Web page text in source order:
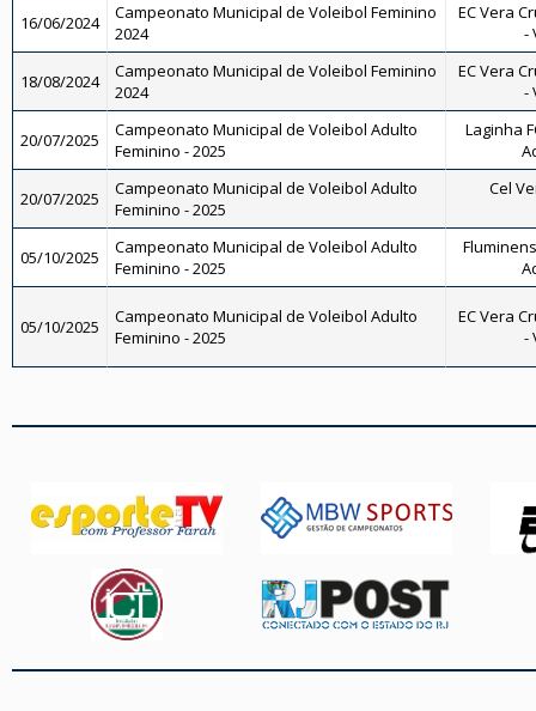
16/06/2024
Campeonato Municipal de Voleibol Feminino
2024
EC Vera
-
18/08/2024
Campeonato Municipal de Voleibol Feminino
2024
EC Vera
-
20/07/2025
Campeonato Municipal de Voleibol Adulto
Feminino - 2025
Laginha
20/07/2025
Campeonato Municipal de Voleibol Adulto
Feminino - 2025
Cel
05/10/2025
Campeonato Municipal de Voleibol Adulto
Feminino - 2025
05/10/2025
Campeonato Municipal de Voleibol Adulto
Feminino - 2025
EC Vera
-